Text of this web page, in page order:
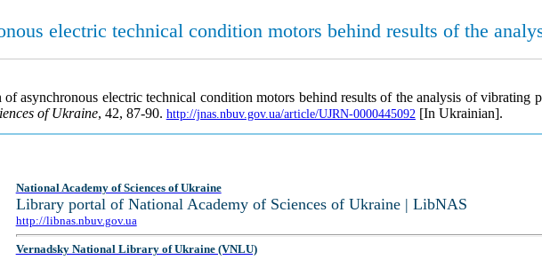
electric technical condition motors behind results of the
asynchronous electric technical condition motors behind results of the analysis of vibrating
of Ukraine, 42, 87-90. http://jnas.nbuv.gov.ua/article/UJRN-0000445092 [In Ukrainian].
National Academy of Sciences of Ukraine
Library portal of National Academy of Sciences of Ukraine | LibNAS
http://libnas.nbuv.gov.ua
Vernadsky National Library of Ukraine (VNLU)